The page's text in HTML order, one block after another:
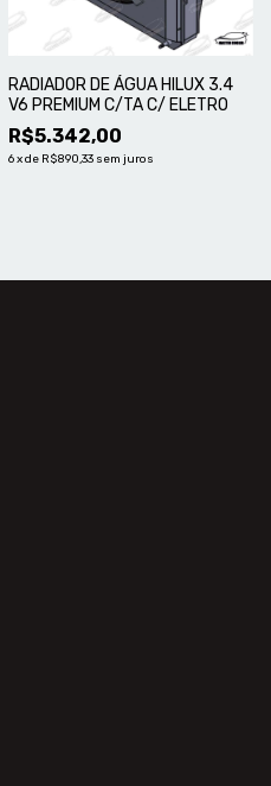
RADIADOR DE ÁGUA HILUX 3.4
V6 PREMIUM C/TA C/ ELETRO
R$5.342,00
6xde R$890,33 sem juros